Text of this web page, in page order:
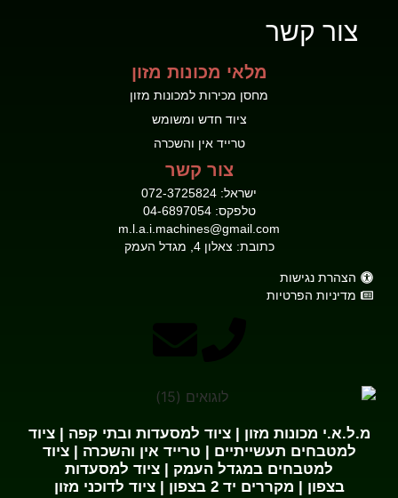
צור קשר
מלאי מכונות מזון
מחסן מכירות למכונות מזון
ציוד חדש ומשומש
טרייד אין והשכרה
צור קשר
ישראל: 072-3725824
טלפקס: 04-6897054
m.l.a.i.machines@gmail.com
כתובת: צאלון 4, מגדל העמק
הצהרת נגישות
מדיניות הפרטיות
מ.ל.א.י מכונות מזון | ציוד למסעדות ובתי קפה | ציוד
למטבחים תעשייתיים | טרייד אין והשכרה | ציוד
למטבחים במגדל העמק | ציוד למסעדות
בצפון | מקררים יד 2 בצפון | ציוד לדוכני מזון